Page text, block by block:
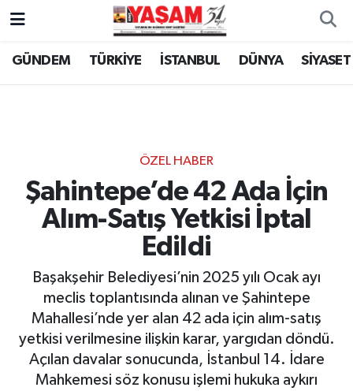
GÜNDEM TÜRKİYE İSTANBUL DÜNYA SİYASET
ÖZEL HABER
Şahintepe’de 42 Ada İçin
Alım-Satış Yetkisi İptal
Edildi
Başakşehir Belediyesi’nin 2025 yılı Ocak ayı
meclis toplantısında alınan ve Şahintepe
Mahallesi’nde yer alan 42 ada için alım-satış
yetkisi verilmesine ilişkin karar, yargıdan döndü.
Açılan davalar sonucunda, İstanbul 14. İdare
Mahkemesi söz konusu işlemi hukuka aykırı